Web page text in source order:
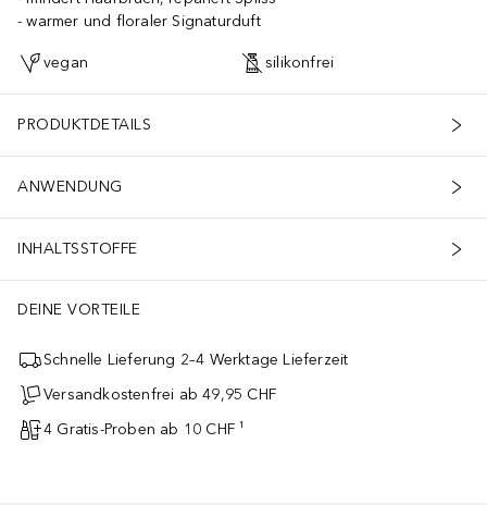
warmer und floraler Signaturduft
vegan silikonfrei
PRODUKTDETAILS
ANWENDUNG
INHALTSSTOFFE
DEINE VORTEILE
Schnelle Lieferung 2–4 Werktage Lieferzeit
Versandkostenfrei ab 49,95 CHF
4 Gratis-Proben ab 10 CHF ¹